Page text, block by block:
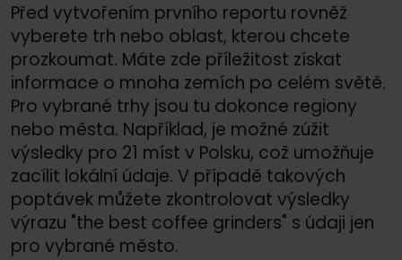
Před vytvořením prvního reportu rovněž
vyberete trh nebo oblast, kterou chcete
prozkoumat. Máte zde příležitost získat
informace o mnoha zemích po celém světě.
Pro vybrané trhy jsou tu dokonce regiony
nebo města. Například, je možné zúžit
výsledky pro 21 míst v Polsku, což umožňuje
zacílit lokální údaje. V případě takových
poptávek můžete zkontrolovat výsledky
výrazu "the best coffee grinders" s údaji jen
pro vybrané město.